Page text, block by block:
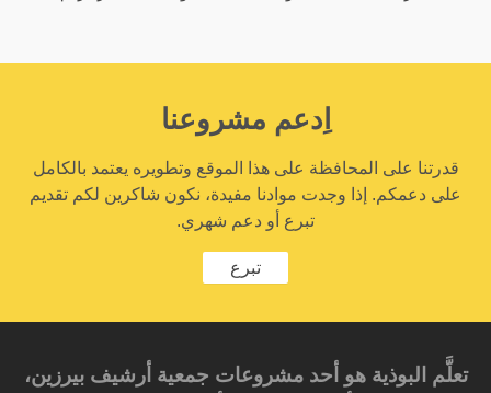
اِدعم مشروعنا
قدرتنا على المحافظة على هذا الموقع وتطويره يعتمد بالكامل
على دعمكم. إذا وجدت موادنا مفيدة، نكون شاكرين لكم تقديم
تبرع أو دعم شهري.
تبرع
تعلَّم البوذية هو أحد مشروعات جمعية أرشيف بيرزين،